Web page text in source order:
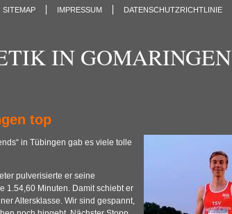
SITEMAP IMPRESSUM DATENSCHUTZRICHTLINIE
IN GOMARINGEN
top
in Tübingen gab es viele tolle
pulverisierte er seine
1.54,60 Minuten. Damit schiebt er
Altersklasse. Wir sind gespannt,